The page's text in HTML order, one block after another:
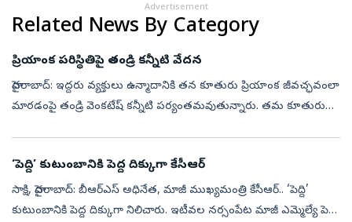
Advertisement
Related News By Category
ప్రియాంక పరిస్థితిపై తండ్రి కన్నీటి వేదన
హైదరాబాద్‌: ఇద్దరు వ్యక్తులు ఉన్మాదానికి తన కూతురు ప్రియాంక జీవచ్ఛవంలా
మారడంపై తండ్రి వెంకటేష్‌ కన్నీటి పర్యంతమవుతున్నారు. తమ కూతురు
‘పెద్ది’ కుటుంబానికి పెద్ద దిక్కుగా కేసీఆర్
సాక్షి, హైదరాబాద్‌: బీఆర్‌ఎస్‌ అధినేత, మాజీ ముఖ్యమంత్రి కేసీఆర్‌.. ‘పెద్ది’
కుటుంబానికి పెద్ద దిక్కుగా నిలిచారు. ఇటీవల నర్సంపేట మాజీ ఎమ్మెల్యే పెద్ది